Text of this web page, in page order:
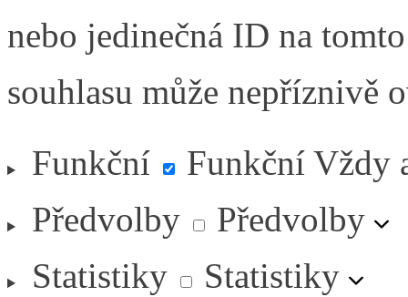
nebo jedinečná ID na
souhlasu může nepříznivě
Funkční
Funkční Vždy
Předvolby
Předvolby
Statistiky
Statistiky